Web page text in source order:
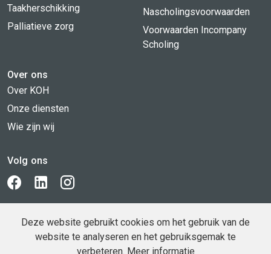
Taakherschikking
Palliatieve zorg
Nascholingsvoorwaarden
Voorwaarden Incompany
Scholing
Over ons
Over KOH
Onze diensten
Wie zijn wij
Volg ons
Deze website gebruikt cookies om het gebruik van de
website te analyseren en het gebruiksgemak te
verbeteren. Meer informatie